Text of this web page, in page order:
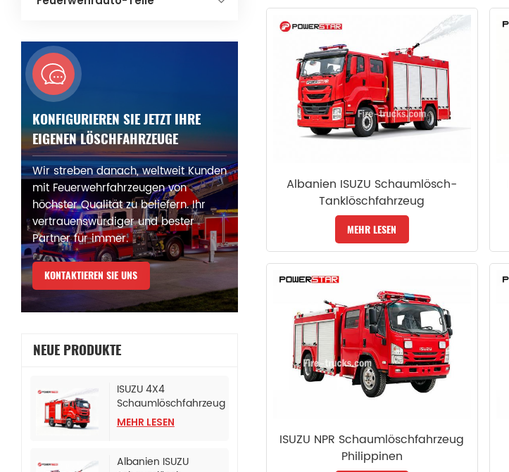
KONFIGURIEREN SIE JETZT IHRE
EIGENEN LÖSCHFAHRZEUGE
Wir streben danach, weltweit Kunden
mit Feuerwehrfahrzeugen von
höchster Qualität zu beliefern. Ihr
vertrauenswürdiger und bester
Partner für immer.
KONTAKTIEREN SIE UNS
NEUE PRODUKTE
ISUZU 4X4
Schaumlöschfahrzeug
für die Polizeibehörde
MEHR LESEN
Albanien ISUZU
Albanien ISUZU Schaumlösch-
Tanklöschfahrzeug
MEHR LESEN
ISUZU NPR Schaumlöschfahrzeug
Philippinen